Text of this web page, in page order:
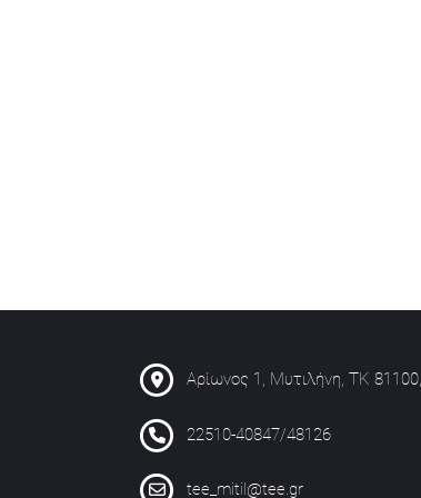
Αρίωνος 1, Μυτιλήνη, ΤΚ
22510-40847/48126
tee_mitil@tee.gr